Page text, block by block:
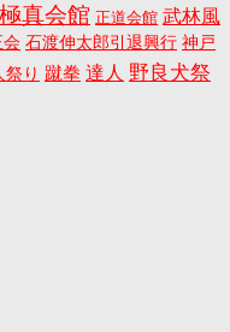
極真会館 正道会館 武林風
会 石渡伸太郎引退興行 神戸
祭り 蹴拳 達人 野良犬祭